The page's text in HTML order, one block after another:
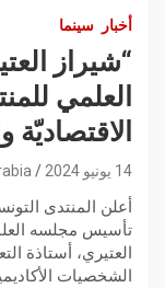
أخبار سينما
“شيراز
العلمي
الاقتصاديّة
14 يونيو 2024
أعلن المنتدى
تأسيس مجلسه
العتيري، أستاذة
الشخصيات